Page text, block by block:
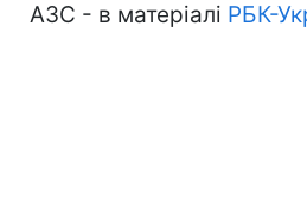
АЗС - в матеріалі РБК-